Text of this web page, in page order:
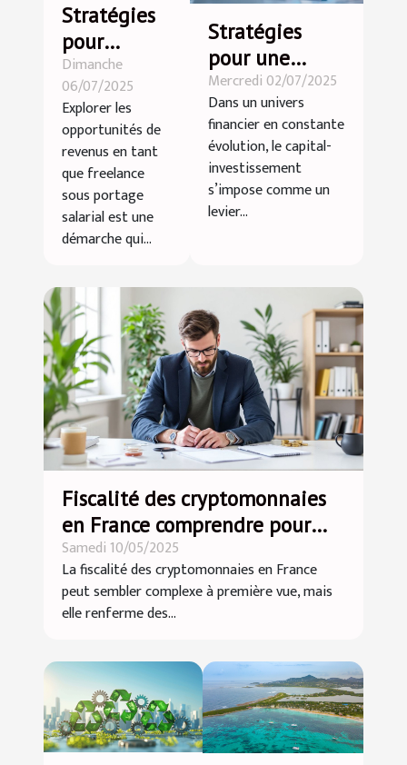
Stratégies
pour
maximiser
vos revenus
en tant que
freelance
sous
portage
salarial
Dimanche
06/07/2025
Explorer les
opportunités de
revenus en tant
que freelance
sous portage
salarial est une
démarche qui...
Stratégies
pour une
croissance
accélérée dans
le capital-
investissement
Mercredi 02/07/2025
Dans un univers
financier en constante
évolution, le capital-
investissement
s’impose comme un
levier...
Fiscalité des cryptomonnaies
en France comprendre pour
mieux investir
Samedi 10/05/2025
La fiscalité des cryptomonnaies en France
peut sembler complexe à première vue, mais
elle renferme des...